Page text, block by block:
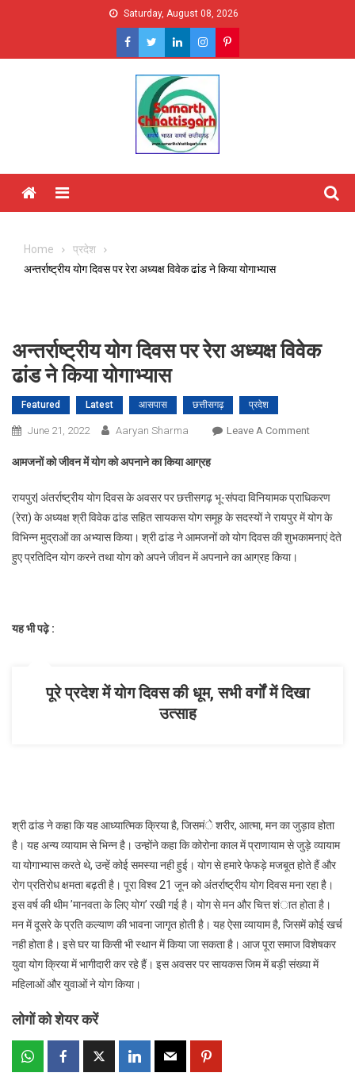
Saturday, August 08, 2026
Menu
Home
प्रदेश
अन्तर्राष्ट्रीय योग दिवस पर रेरा अध्यक्ष विवेक ढांड ने किया योगाभ्यास
अन्तर्राष्ट्रीय योग दिवस पर रेरा अध्यक्ष विवेक
ढांड ने किया योगाभ्यास
Featured Latest आसपास छत्तीसगढ़ प्रदेश
June 21, 2022 Aaryan Sharma Leave A CommentOn
पर
रेरा
अध्यक्ष
आमजनों को जीवन में योग को अपनाने का किया आग्रह
रायपुर| अंतर्राष्ट्रीय योग दिवस के अवसर पर छत्तीसगढ़ भू-संपदा विनियामक प्राधिकरण
(रेरा) के अध्यक्ष श्री विवेक ढांड सहित सायकस योग समूह के सदस्यों ने रायपुर में योग के
विभिन्न मुद्राओं का अभ्यास किया। श्री ढांड ने आमजनों को योग दिवस की शुभकामनाएं देते
हुए प्रतिदिन योग करने तथा योग को अपने जीवन में अपनाने का आग्रह किया।
यह भी पढ़े :
पूरे प्रदेश में योग दिवस की धूम, सभी वर्गों में दिखा
उत्साह
श्री ढांड ने कहा कि यह आध्यात्मिक क्रिया है, जिसमंे शरीर, आत्मा, मन का जुड़ाव होता
है। यह अन्य व्यायाम से भिन्न है। उन्होंने कहा कि कोरोना काल में प्राणायाम से जुड़े व्यायाम
या योगाभ्यास करते थे, उन्हें कोई समस्या नही हुई। योग से हमारे फेफड़े मजबूत होते हैं और
रोग प्रतिरोध क्षमता बढ़ती है। पूरा विश्व 21 जून को अंतर्राष्ट्रीय योग दिवस मना रहा है।
इस वर्ष की थीम ’मानवता के लिए योग’ रखी गई है। योग से मन और चित्त शंात होता है।
मन में दूसरे के प्रति कल्याण की भावना जागृत होती है। यह ऐसा व्यायाम है, जिसमें कोई खर्च
नही होता है। इसे घर या किसी भी स्थान में किया जा सकता है। आज पूरा समाज विशेषकर
युवा योग क्रिया में भागीदारी कर रहे हैं। इस अवसर पर सायकस जिम में बड़ी संख्या में
महिलाओं और युवाओं ने योग किया।
लोगों को शेयर करें